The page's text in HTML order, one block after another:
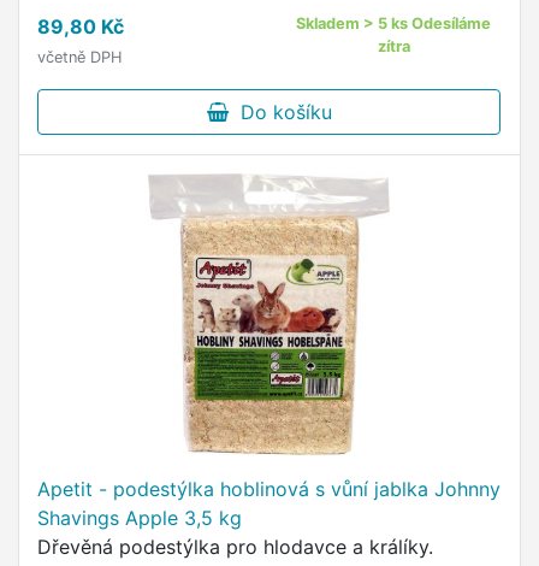
89,80 Kč
včetně DPH
Skladem > 5 ks Odesíláme
zítra
Do košíku
Apetit - podestýlka hoblinová s vůní jablka Johnny
Shavings Apple 3,5 kg
Dřevěná podestýlka pro hlodavce a králíky.